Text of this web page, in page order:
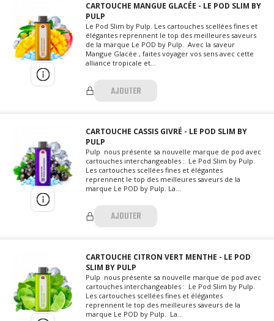
CARTOUCHE MANGUE GLACÉE - LE POD SLIM BY
PULP
Le Pod Slim by Pulp. Les cartouches scellées fines et
élégantes reprennent le top des meilleures saveurs
de la marque Le POD by Pulp. Avec la saveur
Mangue Glacée , faites voyager vos sens avec cette
alliance tropicale et...
AJOUTER
CARTOUCHE CASSIS GIVRÉ - LE POD SLIM BY
PULP
Pulp nous présente sa nouvelle marque de pod avec
cartouches interchangeables : Le Pod Slim by Pulp.
Les cartouches scellées fines et élégantes
reprennent le top des meilleures saveurs de la
marque Le POD by Pulp. La...
AJOUTER
CARTOUCHE CITRON VERT MENTHE - LE POD
SLIM BY PULP
Pulp nous présente sa nouvelle marque de pod avec
cartouches interchangeables : Le Pod Slim by Pulp.
Les cartouches scellées fines et élégantes
reprennent le top des meilleures saveurs de la
marque Le POD by Pulp. La...